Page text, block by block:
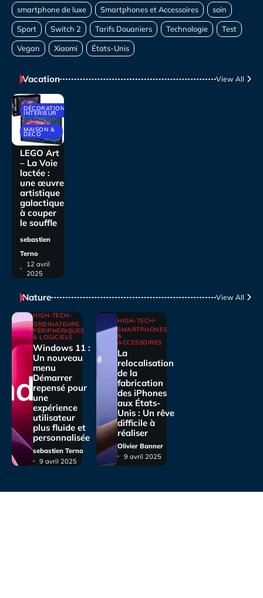
Vacation View All
DÉCORATIONS
INTÉRIEUR
MAISON &
DECO
LEGO Art
– La Voie
lactée :
une œuvre
artistique
galactique
à couper
le souffle
sebastien
Terno
12 avril
2025
Nature View All
HIGH-TECH
ORDINATEURS,
PÉRIPHÉRIQUES
& LOGICIELS
Windows 11 :
Un nouveau
menu
Démarrer
repensé pour
une
expérience
utilisateur
plus fluide et
personnalisée
sebastien Terno
9 avril 2025
HIGH-TECH
SMARTPHONES
&
ACCESSOIRES
La
relocalisation
de la
fabrication
des iPhones
aux États-
Unis : Un rêve
difficile à
réaliser
Olivier Banner
9 avril 2025